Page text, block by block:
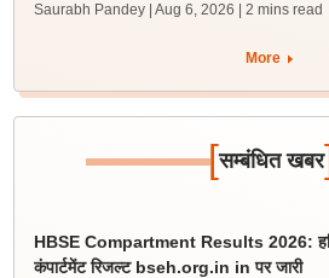
Saurabh Pandey | Aug 6, 2026 | 2 mins read
More
[सम्बंधित खबर
HBSE Compartment Results 2026:
कंपार्टमेंट रिजल्ट bseh.org.in in पर जारी